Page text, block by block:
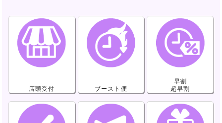
店頭受付 ブースト便
早割
超早割